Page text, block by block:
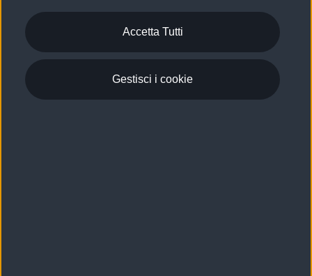
garanzia fino a 4 anni per una maggiore tutela del tuo
acquisto.
Accetta Tutti
Gestisci i cookie